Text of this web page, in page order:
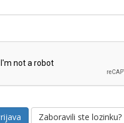
Zaboravili ste lozinku?